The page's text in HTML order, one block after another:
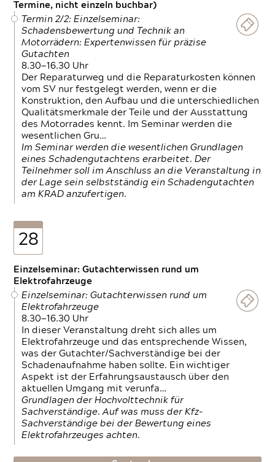
Termine, nicht einzeln buchbar)
Termin 2/2: Einzelseminar:
Schadensbewertung und Technik an
Motorrädern: Expertenwissen für präzise
Gutachten
8.30—16.30 Uhr
Der Reparaturweg und die Reparaturkosten können
vom SV nur festgelegt werden, wenn er die
Konstruktion, den Aufbau und die unterschiedlichen
Qualitätsmerkmale der Teile und der Ausstattung
des Motorrades kennt. Im Seminar werden die
wesentlichen Gru…
Im Seminar werden die wesentlichen Grundlagen
eines Schadengutachtens erarbeitet. Der
Teilnehmer soll im Anschluss an die Veranstaltung in
der Lage sein selbstständig ein Schadengutachten
am KRAD anzufertigen.
28
Einzelseminar: Gutachterwissen rund um
Elektrofahrzeuge
Einzelseminar: Gutachterwissen rund um
Elektrofahrzeuge
8.30—16.30 Uhr
In dieser Veranstaltung dreht sich alles um
Elektrofahrzeuge und das entsprechende Wissen,
was der Gutachter/Sachverständige bei der
Schadenaufnahme haben sollte. Ein wichtiger
Aspekt ist der Erfahrungsaustausch über den
aktuellen Umgang mit verunfa…
Grundlagen der Hochvolttechnik für
Sachverständige. Auf was muss der Kfz-
Sachverständige bei der Bewertung eines
Elektrofahrzeuges achten.